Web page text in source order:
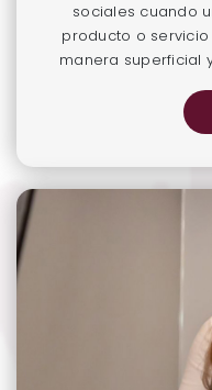
sociales cuando
producto o
manera superficial